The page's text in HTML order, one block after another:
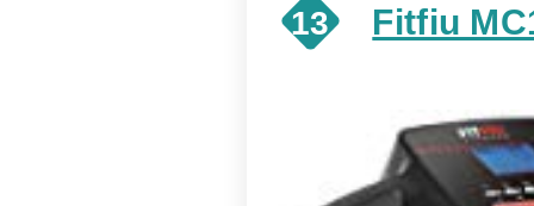
13 Fitfiu